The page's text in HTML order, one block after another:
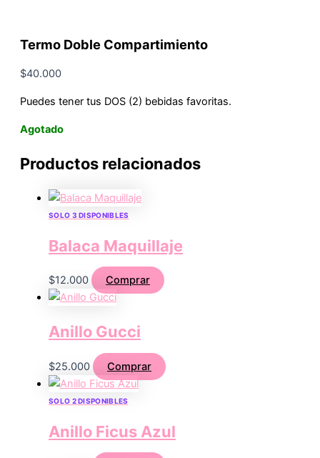
Termo Doble Compartimiento
$40.000
Puedes tener tus DOS (2) bebidas favoritas.
Agotado
Productos relacionados
SOLO 3 DISPONIBLES
Balaca Maquillaje
$12.000 Comprar
Anillo Gucci
$25.000 Comprar
SOLO 2 DISPONIBLES
Anillo Ficus Azul